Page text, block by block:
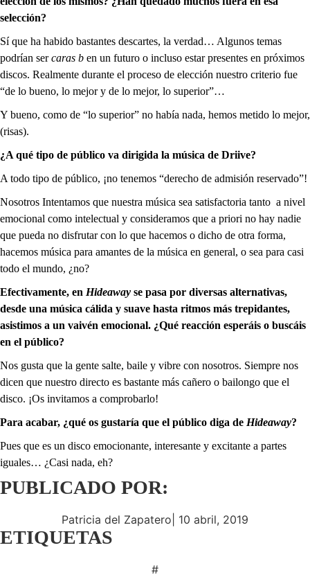
selección?
Sí que ha habido bastantes descartes, la verdad… Algunos temas
podrían sercaras b en un futuro o incluso estar presentes en próximos
discos. Realmente durante el proceso de elección nuestro criterio fue
“de lo bueno, lo mejor y de lo mejor, lo superior”…
Y bueno, como de “lo superior” no había nada, hemos metido lo mejor,
(risas).
¿A qué tipo de público va dirigida la música de Driive?
A todo tipo de público, ¡no tenemos “derecho de admisión reservado”!
Nosotros Intentamos que nuestra música sea satisfactoria tanto a nivel
emocional como intelectual y consideramos que a priori no hay nadie
que pueda no disfrutar con lo que hacemos o dicho de otra forma,
hacemos música para amantes de la música en general, o sea para casi
todo el mundo, ¿no?
Efectivamente, en Hideaway se pasa por diversas alternativas,
desde una música cálida y suave hasta ritmos más trepidantes,
asistimos a un vaivén emocional. ¿Qué reacción esperáis o buscáis
en el público?
Nos gusta que la gente salte, baile y vibre con nosotros. Siempre nos
dicen que nuestro directo es bastante más cañero o bailongo que el
disco. ¡Os invitamos a comprobarlo!
Para acabar, ¿qué os gustaría que el público diga de Hideaway?
Pues que es un disco emocionante, interesante y excitante a partes
iguales… ¿Casi nada, eh?
PUBLICADO POR:
Patricia del Zapatero 10 abril, 2019
ETIQUETAS
#